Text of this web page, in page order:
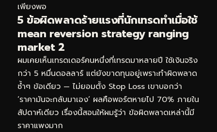
เพียงพอ
5 ข้อผิดพลาดร้ายแรงที่นักเทรดทำเมื่อใช้
mean reversion strategy ranging
market 2
ผมเคยเห็นเทรดเดอร์คนหนึ่งที่เทรดมาหลายปี ใช้เงินจริง
กว่า 5 หมื่นดอลลาร์ แต่ยังขาดทุนอยู่เพราะทำผิดพลาด
ซ้ำๆ ข้อเดียว — ไม่ยอมตั้ง Stop Loss เขาบอกว่า
‘ราคามันจะกลับมาเอง’ ผลคือพอร์ตหายไป 70% ภายใน
สัปดาห์เดียว เรื่องนี้สอนให้ผมรู้ว่า ข้อผิดพลาดเหล่านี้มี
ราคาแพงมาก